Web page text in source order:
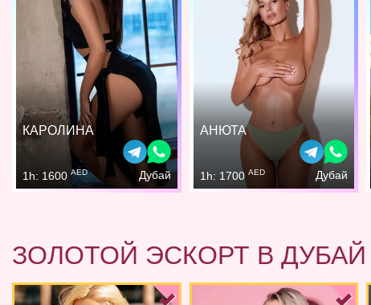
КАРОЛИНА
1h: 1600 AED Дубай
АНЮТА
1h: 1700 AED Дубай
ЗОЛОТОЙ ЭСКОРТ В ДУБАЙ